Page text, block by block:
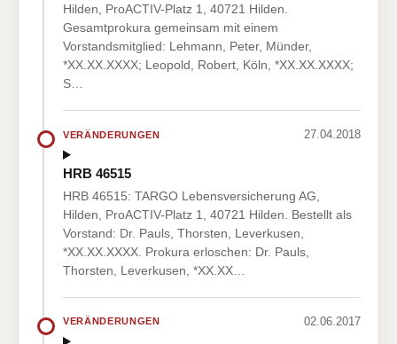
Hilden, ProACTIV-Platz 1, 40721 Hilden.
Gesamtprokura gemeinsam mit einem
Vorstandsmitglied: Lehmann, Peter, Münder,
*XX.XX.XXXX; Leopold, Robert, Köln, *XX.XX.XXXX;
S…
VERÄNDERUNGEN 27.04.2018
HRB 46515
HRB 46515: TARGO Lebensversicherung AG,
Hilden, ProACTIV-Platz 1, 40721 Hilden. Bestellt als
Vorstand: Dr. Pauls, Thorsten, Leverkusen,
*XX.XX.XXXX. Prokura erloschen: Dr. Pauls,
Thorsten, Leverkusen, *XX.XX…
VERÄNDERUNGEN 02.06.2017